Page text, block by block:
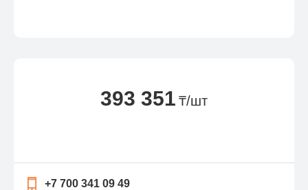
393 351 ₸/шт
+7 700 341 09 49